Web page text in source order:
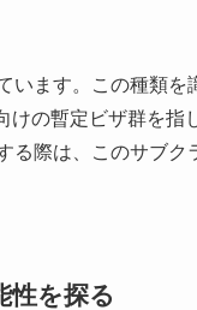
います。この種類を
けの暫定ビザ群を指
る際は、このサブク
性を探る